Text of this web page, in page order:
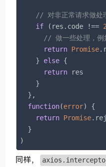
// 对非正常请求做处
if (res.code !==
// 做一些处理，例
return Promise
    }
else {
return res
    }
  },
function(error) {
return Promise
  }
)
同样，